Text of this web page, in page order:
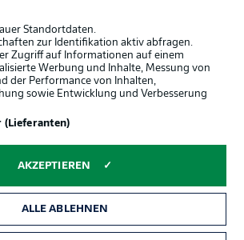
Bundesliga-Gruppe GmbH
Modus
Standortdaten.
zur Identifikation aktiv abfragen.
Zugriff auf Informationen auf einem
Werbung und Inhalte, Messung von
der Performance von Inhalten,
sowie Entwicklung und Verbesserung
(Lieferanten)
AKZEPTIEREN
ALLE ABLEHNEN